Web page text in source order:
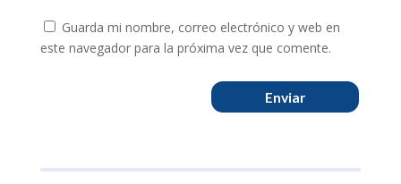
Guarda mi nombre, correo electrónico y web en
este navegador para la próxima vez que comente.
Enviar